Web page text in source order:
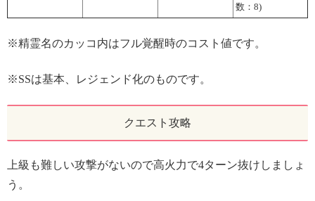
数：8)
※精霊名のカッコ内はフル覚醒時のコスト値です。
※SSは基本、レジェンド化のものです。
クエスト攻略
上級も難しい攻撃がないので高火力で4ターン抜けしましょ
う。